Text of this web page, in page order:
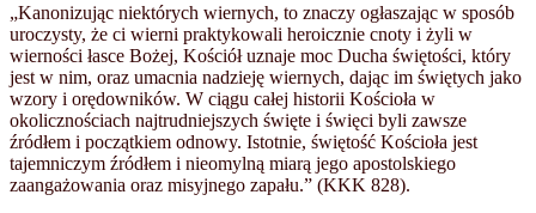
„Kanonizując niektórych wiernych, to znaczy ogłaszając w sposób
uroczysty, że ci wierni praktykowali heroicznie cnoty i żyli w
wierności łasce Bożej, Kościół uznaje moc Ducha świętości, który
jest w nim, oraz umacnia nadzieję wiernych, dając im świętych jako
wzory i orędowników. W ciągu całej historii Kościoła w
okolicznościach najtrudniejszych święte i święci byli zawsze
źródłem i początkiem odnowy. Istotnie, świętość Kościoła jest
tajemniczym źródłem i nieomylną miarą jego apostolskiego
zaangażowania oraz misyjnego zapału.” (KKK 828).